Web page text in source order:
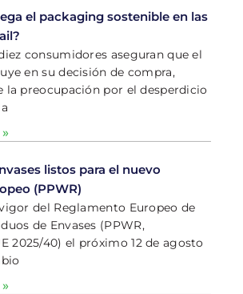
el packaging sostenible en las
consumidores aseguran que el
en su decisión de compra,
la preocupación por el desperdicio
listos para el nuevo
(PPWR)
del Reglamento Europeo de
de Envases (PPWR,
2025/40) el próximo 12 de agosto